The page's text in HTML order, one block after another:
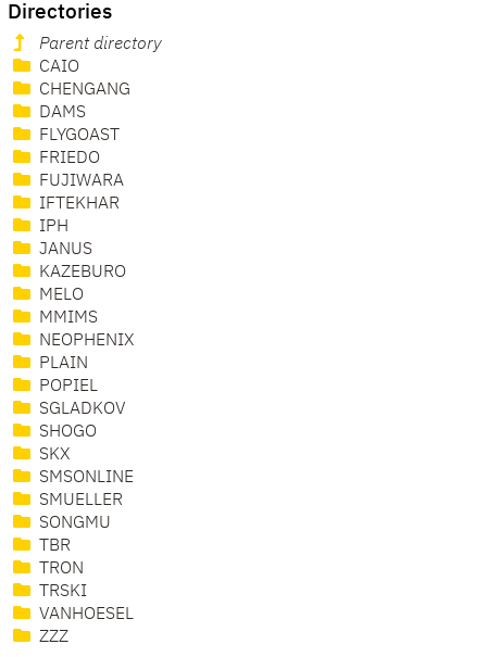
Directories
Parent directory
CAIO
CHENGANG
DAMS
FLYGOAST
FRIEDO
FUJIWARA
IFTEKHAR
IPH
JANUS
KAZEBURO
MELO
MMIMS
NEOPHENIX
PLAIN
POPIEL
SGLADKOV
SHOGO
SKX
SMSONLINE
SMUELLER
SONGMU
TBR
TRON
TRSKI
VANHOESEL
ZZZ